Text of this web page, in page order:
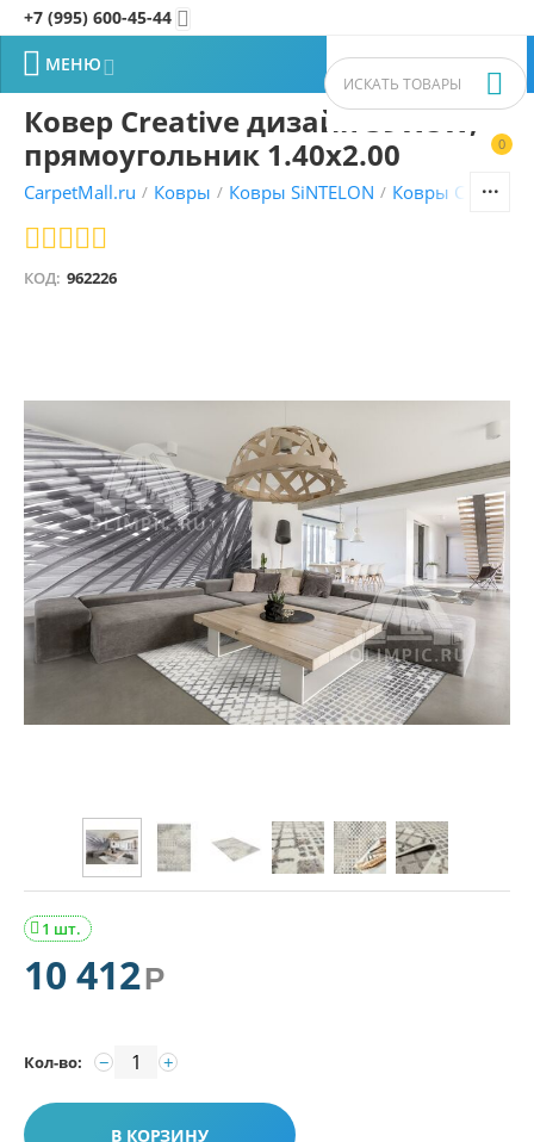
+7 (995) 600-45-44 
0


 МЕНЮ
Ковер Creative дизайн 39WSW,
прямоугольник 1.40x2.00
CarpetMall.ru / Ковры / Ковры SiNTELON / Ковры CREATIVE
КОД: 962226
1 шт.

10 412Р
Кол-во: +
−
В КОРЗИНУ